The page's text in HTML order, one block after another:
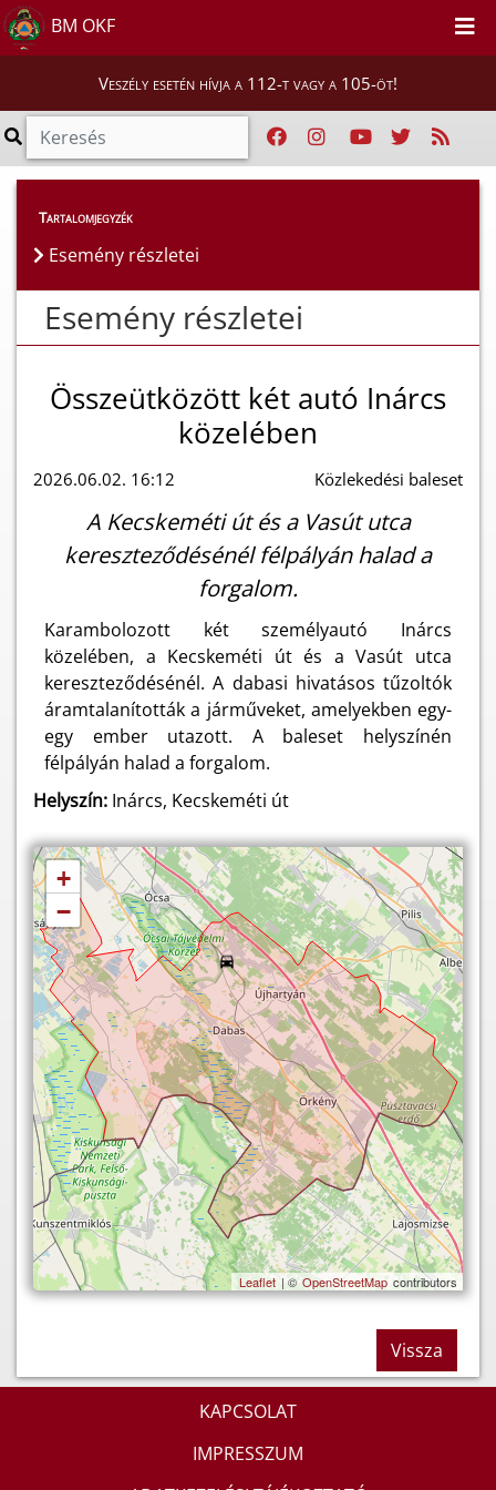
BM OKF
Veszély esetén hívja a 112-t vagy a 105-öt!
Esemény részletei
Tartalomjegyzék
Esemény részletei
Esemény részletei
Összeütközött két autó Inárcs
közelében
2026.06.02. 16:12 Közlekedési baleset
A Kecskeméti út és a Vasút utca
kereszteződésénél félpályán halad a
forgalom.
Karambolozott két személyautó Inárcs
közelében, a Kecskeméti út és a Vasút utca
kereszteződésénél. A dabasi hivatásos tűzoltók
áramtalanították a járműveket, amelyekben egy-
egy ember utazott. A baleset helyszínén
félpályán halad a forgalom.
Helyszín: Inárcs, Kecskeméti út
+
−
Leaflet | © OpenStreetMap contributors
Vissza
KAPCSOLAT
IMPRESSZUM